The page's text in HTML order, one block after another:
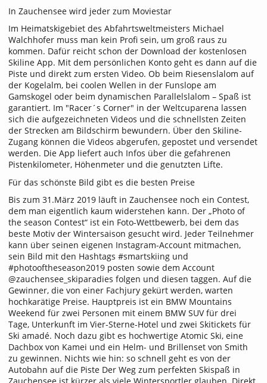
In Zauchensee wird jeder zum Moviestar
Im Heimatskigebiet des Abfahrtsweltmeisters Michael
Walchhofer muss man kein Profi sein, um groß raus zu
kommen. Dafür reicht schon der Download der kostenlosen
Skiline App. Mit dem persönlichen Konto geht es dann auf die
Piste und direkt zum ersten Video. Ob beim Riesenslalom auf
der Kogelalm, bei coolen Wellen in der Funslope am
Gamskogel oder beim dynamischen Parallelslalom – Spaß ist
garantiert. Im "Racer´s Corner" in der Weltcuparena lassen
sich die aufgezeichneten Videos und die schnellsten Zeiten
der Strecken am Bildschirm bewundern. Über den Skiline-
Zugang können die Videos abgerufen, gepostet und versendet
werden. Die App liefert auch Infos über die gefahrenen
Pistenkilometer, Höhenmeter und die genutzten Lifte.
Für das schönste Bild gibt es die besten Preise
Bis zum 31.März 2019 läuft in Zauchensee noch ein Contest,
dem man eigentlich kaum widerstehen kann. Der „Photo of
the season Contest“ ist ein Foto-Wettbewerb, bei dem das
beste Motiv der Wintersaison gesucht wird. Jeder Teilnehmer
kann über seinen eigenen Instagram-Account mitmachen,
sein Bild mit den Hashtags #smartskiing und
#photooftheseason2019 posten sowie dem Account
@zauchensee_skiparadies folgen und diesen taggen. Auf die
Gewinner, die von einer Fachjury gekürt werden, warten
hochkarätige Preise. Hauptpreis ist ein BMW Mountains
Weekend für zwei Personen mit einem BMW SUV für drei
Tage, Unterkunft im Vier-Sterne-Hotel und zwei Skitickets für
Ski amadé. Noch dazu gibt es hochwertige Atomic Ski, eine
Dachbox von Kamei und ein Helm- und Brillenset von Smith
zu gewinnen. Nichts wie hin: so schnell geht es von der
Autobahn auf die Piste Der Weg zum perfekten Skispaß in